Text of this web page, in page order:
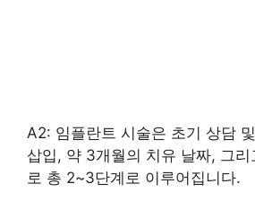
A2: 임플란트 시술은 초기 상담
삽입, 약 3개월의 치유 날짜, 그
로 총 2~3단계로 이루어집니다.